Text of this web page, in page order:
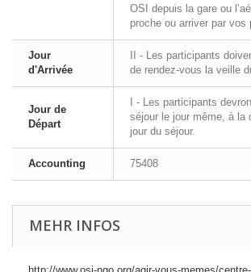
OSI depuis la gare ou
proche ou arriver par vos
Jour
d'Arrivée
II - Les participants
de rendez-vous la veille
Jour de
Départ
I - Les participants
séjour le jour même, à la
jour du séjour.
Accounting 75408
MEHR INFOS